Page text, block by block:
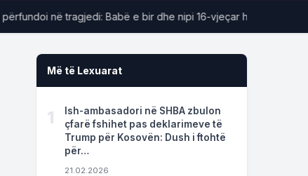
në tragjedi: Babë e bir dhe nipi 16-vjeçar humbën jetën
Më të Lexuarat
1
Ish-ambasadori në SHBA zbulon
çfarë fshihet pas deklarimeve të
Trump për Kosovën: Dush i ftohtë
për…
21.02.2026